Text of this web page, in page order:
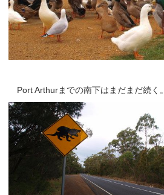
Port Arthurまでの南下はまだまだ続く。